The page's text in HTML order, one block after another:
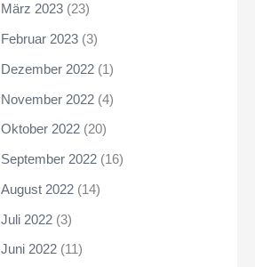
März 2023 (23)
Februar 2023 (3)
Dezember 2022 (1)
November 2022 (4)
Oktober 2022 (20)
September 2022 (16)
August 2022 (14)
Juli 2022 (3)
Juni 2022 (11)